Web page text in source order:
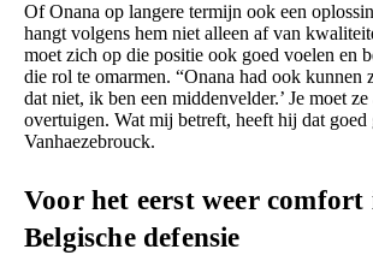
Of Onana op langere termijn ook een
hangt volgens hem niet alleen af van
moet zich op die positie ook goed voelen en
die rol te omarmen. “Onana had ook kunnen
dat niet, ik ben een middenvelder.’ Je moet ze
overtuigen. Wat mij betreft, heeft hij dat goed
Vanhaezebrouck.
Voor het eerst weer comfort
Belgische defensie